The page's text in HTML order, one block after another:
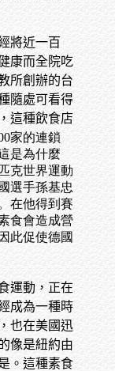
將近一百
康而全院吃
所創辦的台
隨處可看得
這種飲食店
家的連鎖
是為什麼
克世界運動
選手孫基忠
在他得到賽
食會造成營
此促使德國
運動，正在
成為一種時
也在美國迅
像是紐約由
。這種素食